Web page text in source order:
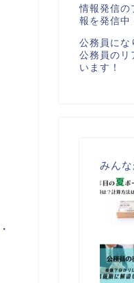
情報発信の
報を発信中
公務員にな
公務員のリ
います！
みん